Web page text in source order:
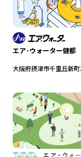
エア･ウォーター健都
大阪府摂津市千里丘新